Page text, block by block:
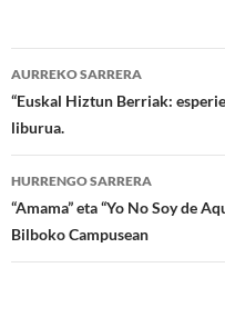
Bidalketen
zehar
nabigatu
AURREKO SARRERA
“Euskal Hiztun Berriak:
liburua.
HURRENGO SARRERA
“Amama” eta “Yo No Soy de
Bilboko Campusean